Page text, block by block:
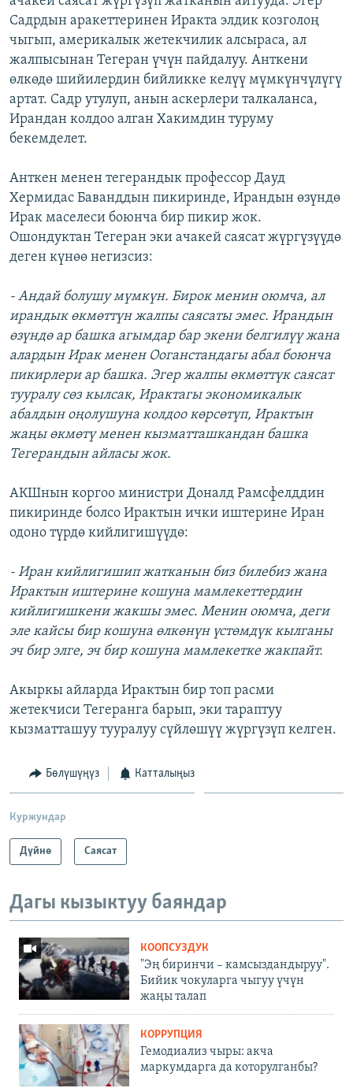
Садрдын аракеттеринен Иракта элдик козголоң
чыгып, америкалык жетекчилик алсыраса, ал
жалпысынан Тегеран үчүн пайдалуу. Анткени
өлкөдө шийилердин бийликке келүү мүмкүнчүлүгү
артат. Садр утулуп, анын аскерлери талкаланса,
Ирандан колдоо алган Хакимдин туруму
бекемделет.
Анткен менен тегерандык профессор Дауд
Хермидас Баванддын пикиринде, Ирандын өзүндө
Ирак маселеси боюнча бир пикир жок.
Ошондуктан Тегеран эки ачакей саясат жүргүзүүдө
деген күнөө негизсиз:
- Андай болушу мүмкүн. Бирок менин оюмча, ал
ирандык өкмөттүн жалпы саясаты эмес. Ирандын
өзүндө ар башка агымдар бар экени белгилүү жана
алардын Ирак менен Ооганстандагы абал боюнча
пикирлери ар башка. Эгер жалпы өкмөттүк саясат
тууралу сөз кылсак, Ирактагы экономикалык
абалдын оңолушуна колдоо көрсөтүп, Ирактын
жаңы өкмөтү менен кызматташкандан башка
Тегерандын айласы жок.
АКШнын коргоо министри Доналд Рамсфелддин
пикиринде болсо Ирактын ички иштерине Иран
одоно түрдө кийлигишүүдө:
- Иран кийлигишип жатканын биз билебиз жана
Ирактын иштерине кошуна мамлекеттердин
кийлигишкени жакшы эмес. Менин оюмча, деги
эле кайсы бир кошуна өлкөнүн үстөмдүк кылганы
эч бир элге, эч бир кошуна мамлекетке жакпайт.
Акыркы айларда Ирактын бир топ расми
жетекчиси Тегеранга барып, эки тараптуу
кызматташуу тууралуу сүйлөшүү жүргүзүп келген.
Бөлүшүңүз Катталыңыз
Куржундар
Дүйнө Саясат
Дагы кызыктуу баяндар
КООПСУЗДУК
"Эң биринчи – камсыздандыруу".
Бийик чокуларга чыгуу үчүн
жаңы талап
КОРРУПЦИЯ
Гемодиализ чыры: акча
маркумдарга да которулганбы?